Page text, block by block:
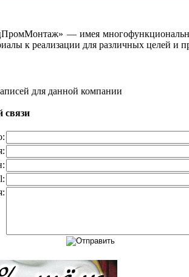
— имея
к реализации для различных целей
для данной компании
связи